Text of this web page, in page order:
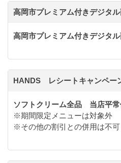
高岡市プレミアム付きデジタ
高岡市プレミアム付きデジタ
HANDS レシートキャンペー
ソフトクリーム全品 当店平常
※期間限定メニューは対象外
※その他の割引との併用は不可